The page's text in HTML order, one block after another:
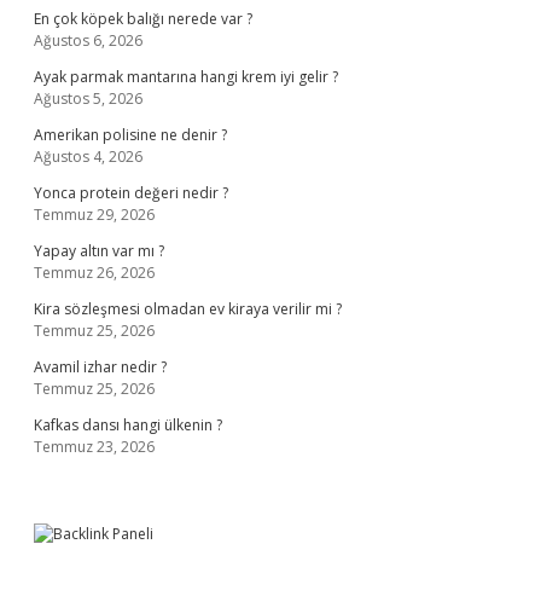
En çok köpek balığı nerede var ?
Ağustos 6, 2026
Ayak parmak mantarına hangi krem iyi gelir ?
Ağustos 5, 2026
Amerikan polisine ne denir ?
Ağustos 4, 2026
Yonca protein değeri nedir ?
Temmuz 29, 2026
Yapay altın var mı ?
Temmuz 26, 2026
Kira sözleşmesi olmadan ev kiraya verilir mi ?
Temmuz 25, 2026
Avamil izhar nedir ?
Temmuz 25, 2026
Kafkas dansı hangi ülkenin ?
Temmuz 23, 2026